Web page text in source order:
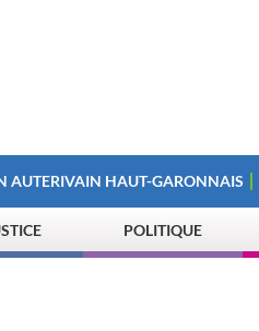
AUTERIVAIN HAUT-GARONNAIS
POLITIQUE